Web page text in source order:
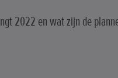
2022 en wat zijn de